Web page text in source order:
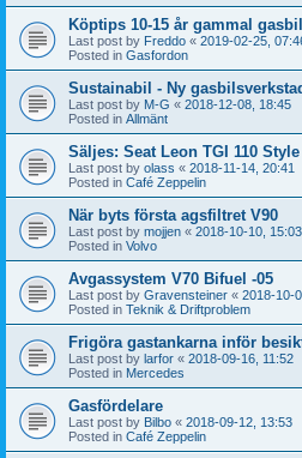
Köptips 10-15 år gammal gasbil
Last post by Freddo « 2019-02-25,
Posted in Gasfordon
Sustainabil - Ny
Last post by M-G « 2018-12-08, 18:45
Posted in Allmänt
Säljes: Seat Leon TGI 110
Last post by olass « 2018-11-14, 20:41
Posted in Café Zeppelin
När byts första agsfiltret V90
Last post by mojjen « 2018-10-10, 15:03
Posted in Volvo
Avgassystem V70 Bifuel -05
Last post by Gravensteiner « 2018-10-
Posted in Teknik & Driftproblem
Frigöra gastankarna inför
Last post by larfor « 2018-09-16, 11:52
Posted in Mercedes
Gasfördelare
Last post by Bilbo « 2018-09-12, 13:53
Posted in Café Zeppelin